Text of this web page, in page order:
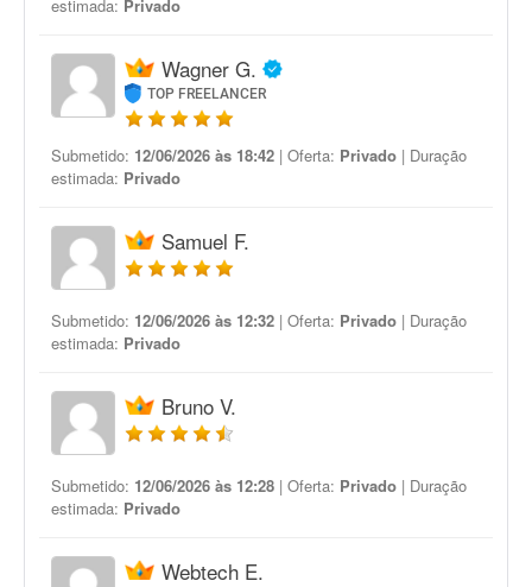
estimada: Privado
Wagner G.
TOP FREELANCER
Submetido: 12/06/2026 às 18:42 | Oferta: Privado | Duração
estimada: Privado
Samuel F.
Submetido: 12/06/2026 às 12:32 | Oferta: Privado | Duração
estimada: Privado
Bruno V.
Submetido: 12/06/2026 às 12:28 | Oferta: Privado | Duração
estimada: Privado
Webtech E.